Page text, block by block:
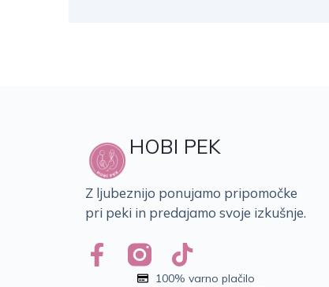
HOBI PEK
Z ljubeznijo ponujamo pripomočke
pri peki in predajamo svoje izkušnje.
100% varno plačilo